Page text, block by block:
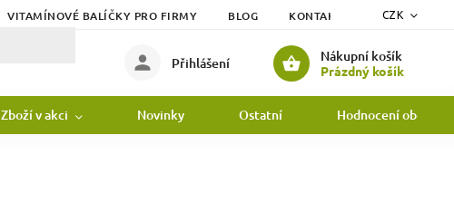
VITAMÍNOVÉ BALÍČKY PRO FIRMY BLOG KONTAKTY DOPRAVA
CZK
Nákupní košík
Prázdný košík
Přihlášení
Zboží v akci Novinky Ostatní Hodnocení obchodu